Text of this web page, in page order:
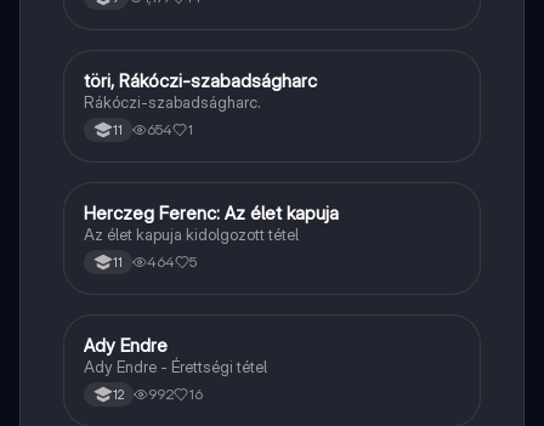
költészetére.
Töri
töri, Rákóczi-szabadságharc
Rákóczi-szabadságharc.
11 654 1
Magyar
Herczeg Ferenc: Az élet kapuja
Az élet kapuja kidolgozott tétel
11 464 5
Magyar
Ady Endre
Ady Endre - Érettségi tétel
12 992 16